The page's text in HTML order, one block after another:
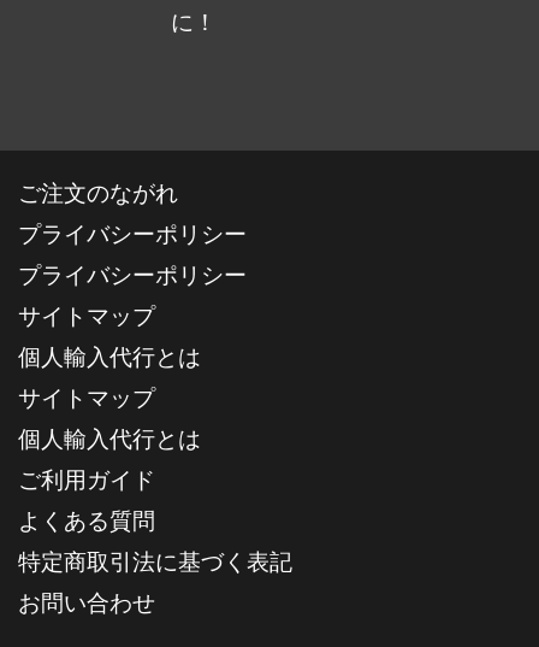
に！
ご注文のながれ
プライバシーポリシー
プライバシーポリシー
サイトマップ
個人輸入代行とは
サイトマップ
個人輸入代行とは
ご利用ガイド
よくある質問
特定商取引法に基づく表記
お問い合わせ